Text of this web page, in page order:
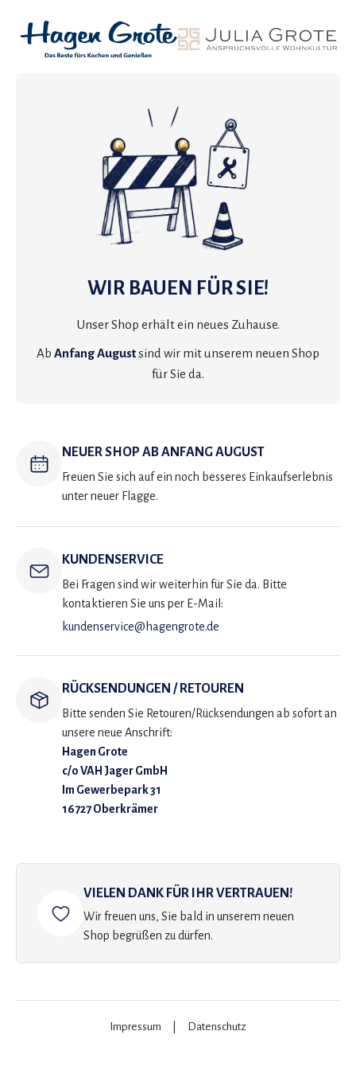
WIR BAUEN FÜR SIE!
Unser Shop erhält ein neues Zuhause.
Ab Anfang Augustsind wir mit unserem neuen Shop
für Sie da.
NEUER SHOP AB ANFANG AUGUST
Freuen Sie sich auf ein noch besseres Einkaufserlebnis
unter neuer Flagge.
KUNDENSERVICE
Bei Fragen sind wir weiterhin für Sie da. Bitte
kontaktieren Sie uns per E-Mail:
kundenservice@hagengrote.de
RÜCKSENDUNGEN / RETOUREN
Bitte senden Sie Retouren/Rücksendungen ab sofort an
unsere neue Anschrift:
Hagen Grote
c/o VAH Jager GmbH
Im Gewerbepark 31
16727 Oberkrämer
VIELEN DANK FÜR IHR VERTRAUEN!
Wir freuen uns, Sie bald in unserem neuen
Shop begrüßen zu dürfen.
Impressum Datenschutz